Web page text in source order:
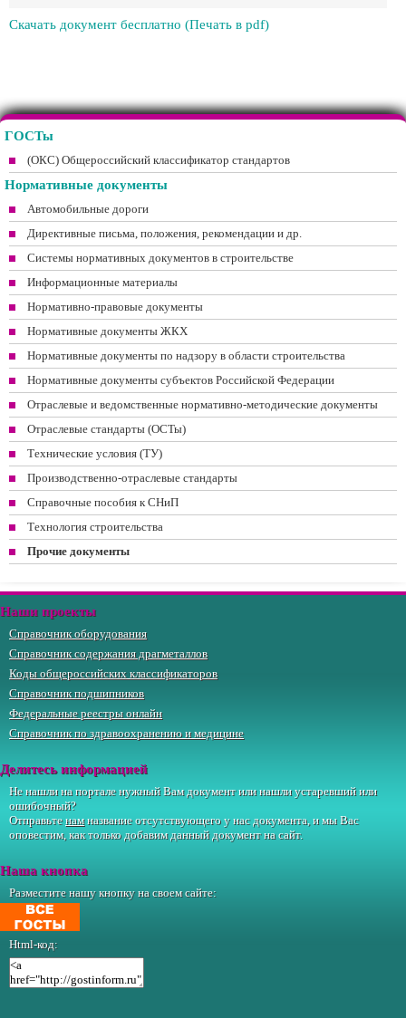
Скачать документ бесплатно (Печать в pdf)
ГОСТы
(ОКС) Общероссийский классификатор стандартов
Нормативные документы
Автомобильные дороги
Директивные письма, положения, рекомендации и др.
Системы нормативных документов в строительстве
Информационные материалы
Нормативно-правовые документы
Нормативные документы ЖКХ
Нормативные документы по надзору в области строительства
Нормативные документы субъектов Российской Федерации
Отраслевые и ведомственные нормативно-методические документы
Отраслевые стандарты (ОСТы)
Технические условия (ТУ)
Производственно-отраслевые стандарты
Справочные пособия к СНиП
Технология строительства
Прочие документы
Наши проекты
Справочник оборудования
Справочник содержания драгметаллов
Коды общероссийских классификаторов
Справочник подшипников
Федеральные реестры онлайн
Справочник по здравоохранению и медицине
Делитесь информацией
Не нашли на портале нужный Вам документ или нашли устаревший или
ошибочный?
Отправьтенамназвание отсутствующего у нас документа, и мы Вас
оповестим, как только добавим данный документ на сайт.
Наша кнопка
Разместите нашу кнопку на своем сайте:
Html-код: